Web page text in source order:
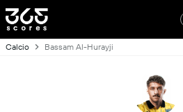
Calcio Bassam Al-Hurayji